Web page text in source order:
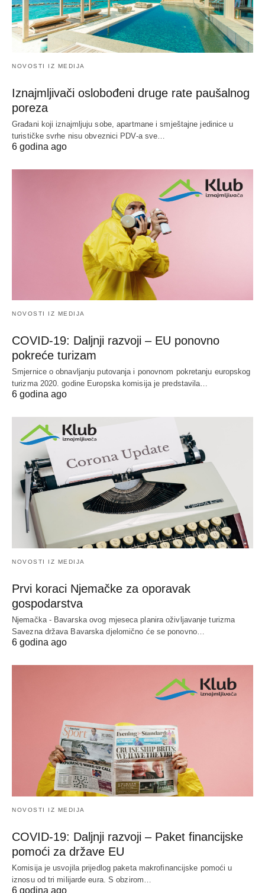
NOVOSTI IZ MEDIJA
Iznajmljivači oslobođeni druge rate paušalnog
poreza
Građani koji iznajmljuju sobe, apartmane i smještajne jedinice u
turističke svrhe nisu obveznici PDV-a sve…
6 godina ago
NOVOSTI IZ MEDIJA
COVID-19: Daljnji razvoji – EU ponovno
pokreće turizam
Smjernice o obnavljanju putovanja i ponovnom pokretanju europskog
turizma 2020. godine Europska komisija je predstavila…
6 godina ago
NOVOSTI IZ MEDIJA
Prvi koraci Njemačke za oporavak
gospodarstva
Njemačka - Bavarska ovog mjeseca planira oživljavanje turizma
Savezna država Bavarska djelomično će se ponovno…
6 godina ago
NOVOSTI IZ MEDIJA
COVID-19: Daljnji razvoji – Paket financijske
pomoći za države EU
Komisija je usvojila prijedlog paketa makrofinancijske pomoći u
iznosu od tri milijarde eura. S obzirom…
6 godina ago